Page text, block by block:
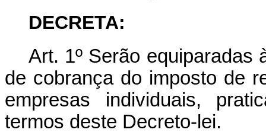
DECRETA:
Art. 1º Serão
de cobrança do imposto de
empresas individuais,
termos deste Decreto-lei.